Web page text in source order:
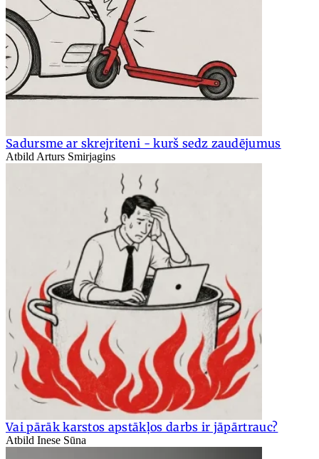
Sadursme ar skrejriteni - kurš sedz zaudējumus
Atbild Arturs Smirjagins
Vai pārāk karstos apstākļos darbs ir jāpārtrauc?
Atbild Inese Sūna